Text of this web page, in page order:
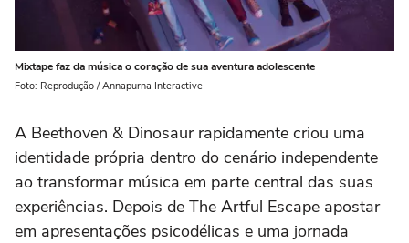
Mixtape faz da música o coração de sua aventura adolescente
Foto: Reprodução / Annapurna Interactive
A Beethoven & Dinosaur rapidamente criou uma
identidade própria dentro do cenário independente
ao transformar música em parte central das suas
experiências. Depois de The Artful Escape apostar
em apresentações psicodélicas e uma jornada